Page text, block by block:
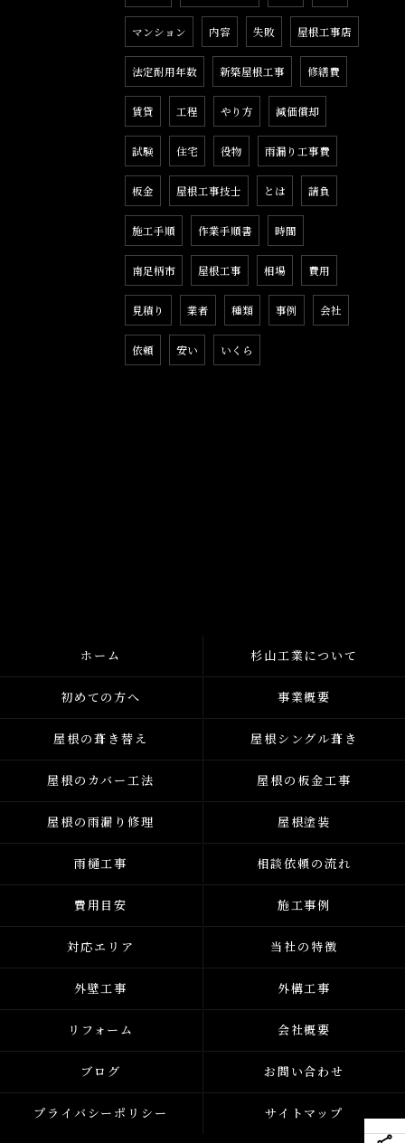
マンション 内容 失敗 屋根工事店
法定耐用年数 新築屋根工事 修繕費
賃貸 工程 やり方 減価償却
試験 住宅 役物 雨漏り工事費
板金 屋根工事技士 とは 請負
施工手順 作業手順書 時間
南足柄市 屋根工事 相場 費用
見積り 業者 種類 事例 会社
依頼 安い いくら
ホーム 杉山工業について
初めての方へ 事業概要
屋根の葺き替え 屋根シングル葺き
屋根のカバー工法 屋根の板金工事
屋根の雨漏り修理 屋根塗装
雨樋工事 相談依頼の流れ
費用目安 施工事例
対応エリア 当社の特徴
外壁工事 外構工事
リフォーム 会社概要
ブログ お問い合わせ
プライバシーポリシー サイトマップ